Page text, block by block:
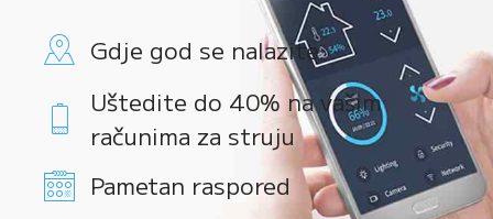
Gdje god se nalazite
Uštedite do 40% na vašim
računima za struju
Pametan raspored